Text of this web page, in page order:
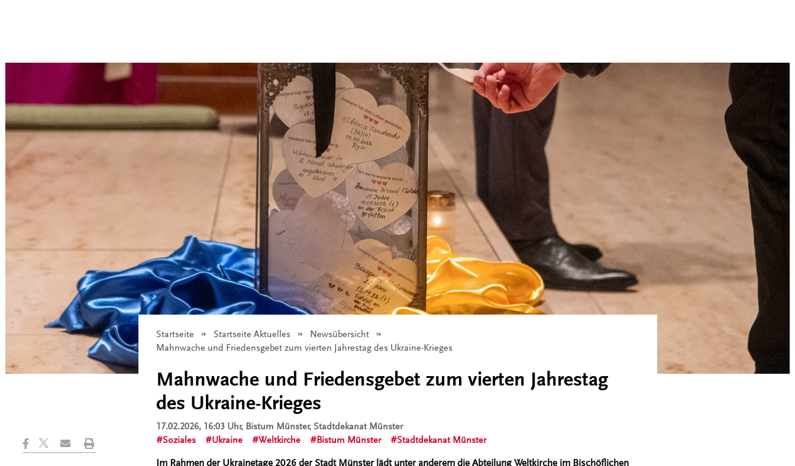
Startseite Startseite Aktuelles
Newsübersicht
Angezeigt:
Mahnwache und Friedensgebet zum vierten Jahrestag des Ukraine-Krieges
Mahnwache und Friedensgebet zum vierten Jahrestag
des Ukraine-Krieges
17.02.2026, 16:03 Uhr, Bistum Münster, Stadtdekanat Münster
Soziales
Ukraine Weltkirche Bistum Münster Stadtdekanat Münster
Im Rahmen der Ukrainetage 2026 der Stadt Münster lädt unter anderem die Abteilung Weltkirche im Bischöflichen